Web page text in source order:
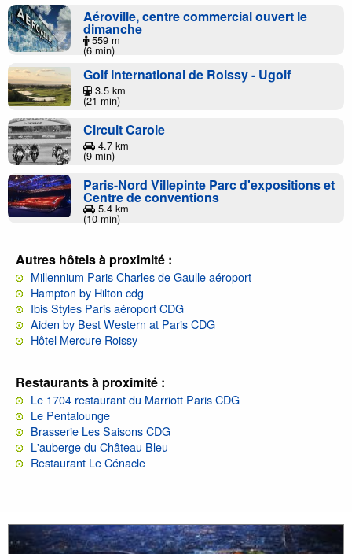
Aéroville, centre commercial ouvert le
dimanche
559 m
(6 min)
Golf International de Roissy - Ugolf
3.5 km
(21 min)
Circuit Carole
4.7 km
(9 min)
Paris-Nord Villepinte Parc d'expositions et
Centre de conventions
5.4 km
(10 min)
Autres hôtels à proximité :
Millennium Paris Charles de Gaulle aéroport
Hampton by Hilton cdg
Ibis Styles Paris aéroport CDG
Aiden by Best Western at Paris CDG
Hôtel Mercure Roissy
Restaurants à proximité :
Le 1704 restaurant du Marriott Paris CDG
Le Pentalounge
Brasserie Les Saisons CDG
L'auberge du Château Bleu
Restaurant Le Cénacle